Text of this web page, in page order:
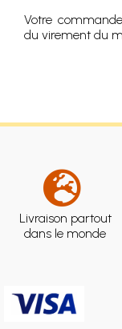
Votre
du virement du
Livraison partout
dans le monde